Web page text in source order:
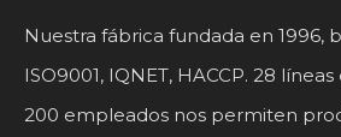
Nuestra fábrica fundada en 1996,
ISO9001, IQNET, HACCP. 28
200 empleados nos permiten